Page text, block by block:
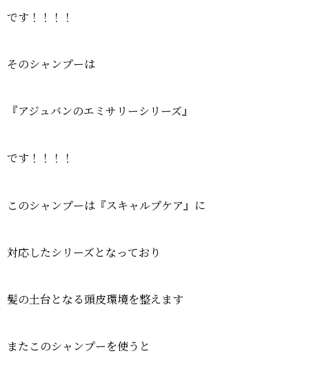
です！！！！
そのシャンプーは
『アジュバンのエミサリーシリーズ』
です！！！！
このシャンプーは『スキャルプケア』に
対応したシリーズとなっており
髪の土台となる頭皮環境を整えます
またこのシャンプーを使うと